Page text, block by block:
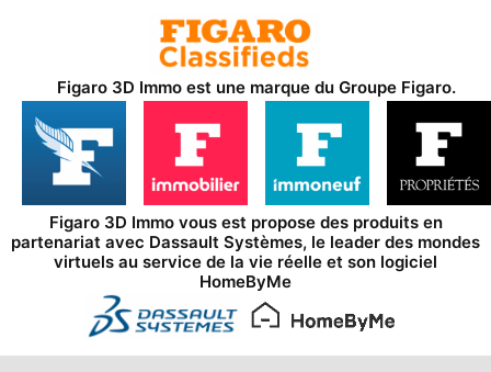
Figaro 3D Immo est une marque du Groupe Figaro.
Figaro 3D Immo vous est propose des produits en
partenariat avec Dassault Systèmes, le leader des mondes
virtuels au service de la vie réelle et son logiciel
HomeByMe